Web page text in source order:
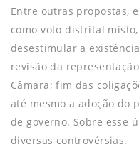
Entre outras propostas,
como voto distrital
desestimular a
revisão da
Câmara; fim das
até mesmo a adoção do
de governo. Sobre esse
diversas controvérsias.